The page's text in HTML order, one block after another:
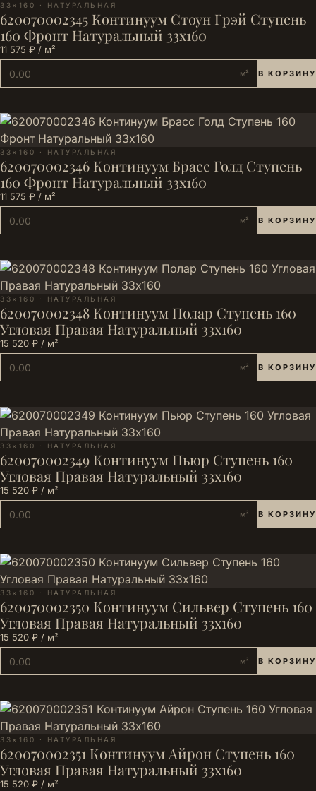
33×160 · НАТУРАЛЬНАЯ
620070002345 Континуум Стоун Грэй Ступень
160 Фронт Натуральный 33х160
11 575 ₽ / м²
м² В КОРЗИНУ
33×160 · НАТУРАЛЬНАЯ
620070002346 Континуум Брасс Голд Ступень
160 Фронт Натуральный 33х160
11 575 ₽ / м²
м² В КОРЗИНУ
33×160 · НАТУРАЛЬНАЯ
620070002348 Континуум Полар Ступень 160
Угловая Правая Натуральный 33х160
15 520 ₽ / м²
м² В КОРЗИНУ
33×160 · НАТУРАЛЬНАЯ
620070002349 Континуум Пьюр Ступень 160
Угловая Правая Натуральный 33х160
15 520 ₽ / м²
м² В КОРЗИНУ
33×160 · НАТУРАЛЬНАЯ
620070002350 Континуум Сильвер Ступень 160
Угловая Правая Натуральный 33х160
15 520 ₽ / м²
м² В КОРЗИНУ
33×160 · НАТУРАЛЬНАЯ
620070002351 Континуум Айрон Ступень 160
Угловая Правая Натуральный 33х160
15 520 ₽ / м²